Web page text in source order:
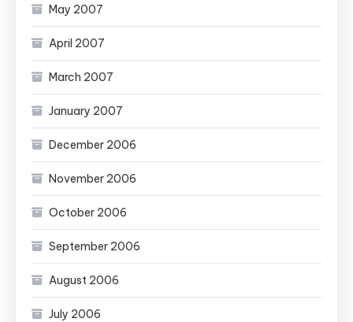
May 2007
April 2007
March 2007
January 2007
December 2006
November 2006
October 2006
September 2006
August 2006
July 2006